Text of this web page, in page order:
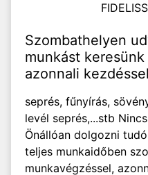
Szombathelyen
munkást keresünk
azonnali kezdéssel
seprés, fűnyírás,
levél seprés,...stb
Önállóan dolgozni
teljes munkaidőben
munkavégzéssel,